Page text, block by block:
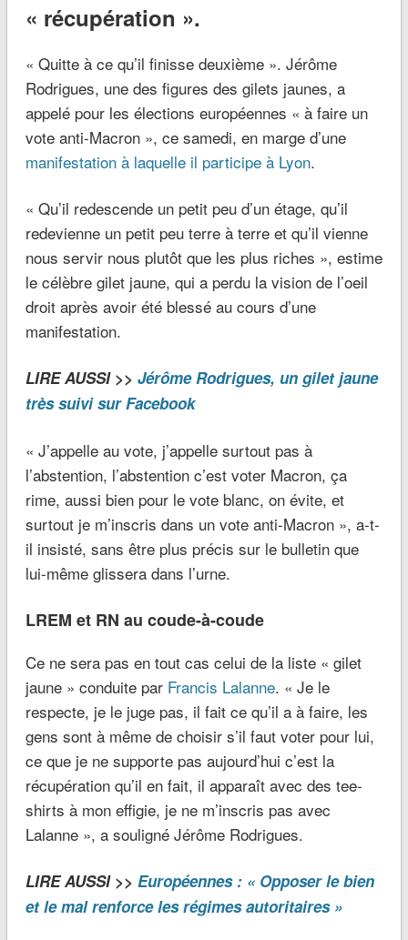
« récupération ».
« Quitte à ce qu’il finisse deuxième ». Jérôme
Rodrigues, une des figures des gilets jaunes, a
appelé pour les élections européennes « à faire un
vote anti-Macron », ce samedi, en marge d’une
manifestation à laquelle il participe à Lyon.
« Qu’il redescende un petit peu d’un étage, qu’il
redevienne un petit peu terre à terre et qu’il vienne
nous servir nous plutôt que les plus riches », estime
le célèbre gilet jaune, qui a perdu la vision de l’oeil
droit après avoir été blessé au cours d’une
manifestation.
LIRE AUSSI >> Jérôme Rodrigues, un gilet jaune
très suivi sur Facebook
« J’appelle au vote, j’appelle surtout pas à
l’abstention, l’abstention c’est voter Macron, ça
rime, aussi bien pour le vote blanc, on évite, et
surtout je m’inscris dans un vote anti-Macron », a-t-
il insisté, sans être plus précis sur le bulletin que
lui-même glissera dans l’urne.
LREM et RN au coude-à-coude
Ce ne sera pas en tout cas celui de la liste « gilet
jaune » conduite par Francis Lalanne. « Je le
respecte, je le juge pas, il fait ce qu’il a à faire, les
gens sont à même de choisir s’il faut voter pour lui,
ce que je ne supporte pas aujourd’hui c’est la
récupération qu’il en fait, il apparaît avec des tee-
shirts à mon effigie, je ne m’inscris pas avec
Lalanne », a souligné Jérôme Rodrigues.
LIRE AUSSI >> Européennes : « Opposer le bien
et le mal renforce les régimes autoritaires »